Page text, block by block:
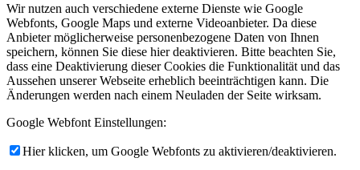
Wir nutzen auch verschiedene externe Dienste wie Google
Webfonts, Google Maps und externe Videoanbieter. Da diese
Anbieter möglicherweise personenbezogene Daten von Ihnen
speichern, können Sie diese hier deaktivieren. Bitte beachten Sie,
dass eine Deaktivierung dieser Cookies die Funktionalität und das
Aussehen unserer Webseite erheblich beeinträchtigen kann. Die
Änderungen werden nach einem Neuladen der Seite wirksam.
Google Webfont Einstellungen:
Hier klicken, um Google Webfonts zu aktivieren/deaktivieren.